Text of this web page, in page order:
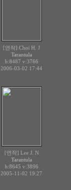
[연작] Choi H. J
Tarantula
h:8487 v:3766
2006-03-02 17:44
[연작] Lee J. N
Tarantula
h:8645 v:3896
2005-11-02 19:27